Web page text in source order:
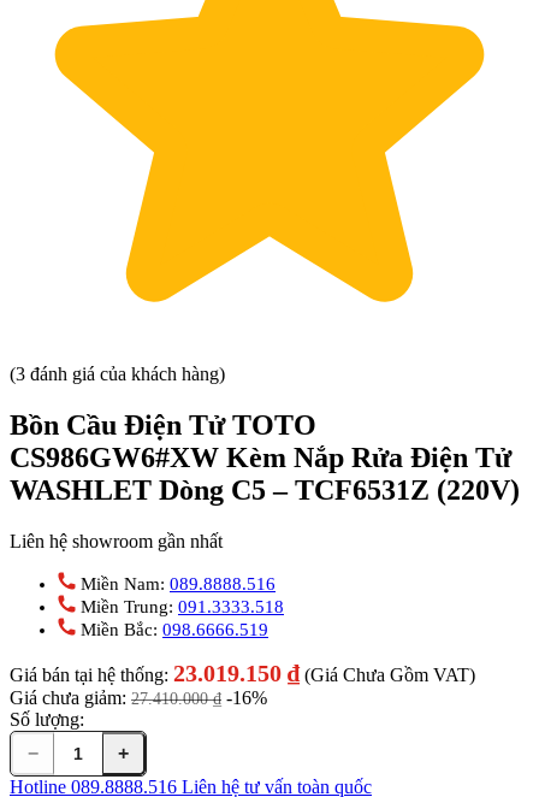
(3 đánh giá của khách hàng)
Bồn Cầu Điện Tử TOTO
CS986GW6#XW Kèm Nắp Rửa Điện Tử
WASHLET Dòng C5 – TCF6531Z (220V)
Liên hệ showroom gần nhất
Miền Nam: 089.8888.516
Miền Trung: 091.3333.518
Miền Bắc: 098.6666.519
Giá bán tại hệ thống: 23.019.150 ₫ (Giá Chưa Gồm VAT)
Giá chưa giảm: 27.410.000₫ -16%
Số lượng:
Cầu
−
+
Hotline 089.8888.516 Liên hệ tư vấn toàn quốc